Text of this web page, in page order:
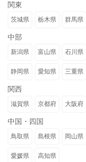
関東
茨城県 栃木県 群馬県
中部
新潟県 富山県 石川県
静岡県 愛知県 三重県
関西
滋賀県 京都府 大阪府
中国・四国
鳥取県 島根県 岡山県
愛媛県 高知県